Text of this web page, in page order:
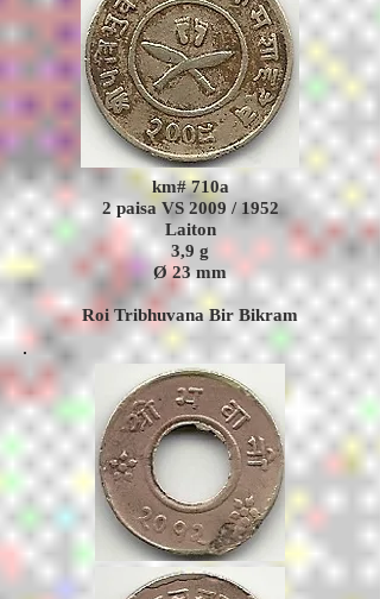
km# 710a
2 paisa VS 2009 / 1952
Laiton
3,9 g
Ø 23 mm
Roi Tribhuvana Bir Bikram